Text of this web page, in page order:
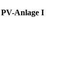
Anlage I